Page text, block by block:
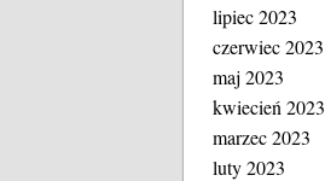
lipiec 2023
czerwiec 2023
maj 2023
kwiecień 2023
marzec 2023
luty 2023